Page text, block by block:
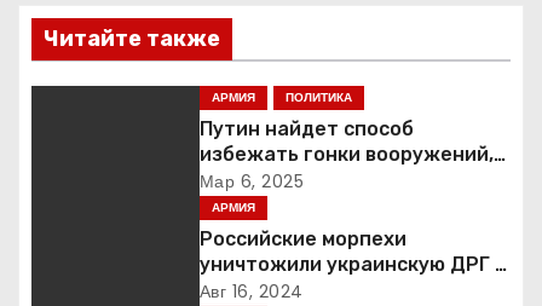
и
г
Читайте также
АРМИЯ ПОЛИТИКА
Путин найдет способ
избежать гонки вооружений,
заявил пресс-секретарь
Мар 6, 2025
АРМИЯ
Российские морпехи
уничтожили украинскую ДРГ в
Курской области
Авг 16, 2024